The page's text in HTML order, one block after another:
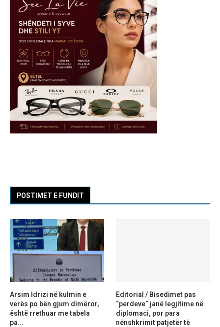
POSTIMET E FUNDIT
Arsim Idrizi në kulmin e
verës po bën gjum dimëror,
është rrethuar me tabela
pa...
Editorial / Bisedimet pas
“perdeve” janë legjitime në
diplomaci, por para
nënshkrimit patjetër të